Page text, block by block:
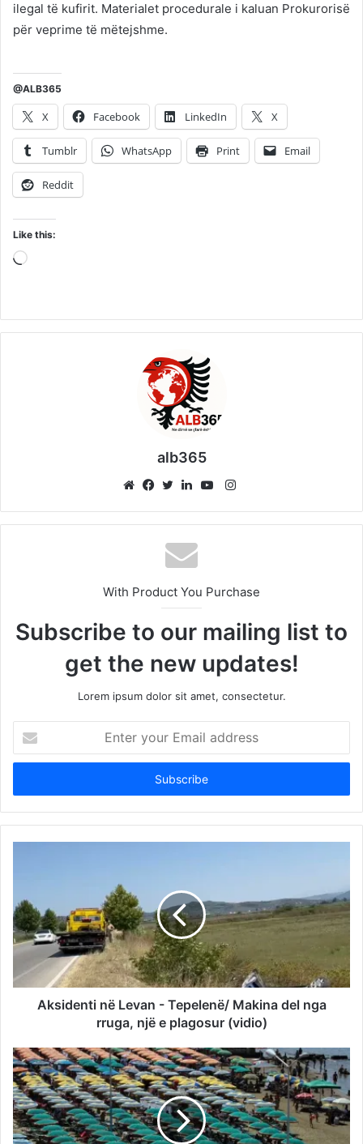
ilegal të kufirit. Materialet procedurale i kaluan Prokurorisë
për veprime të mëtejshme.
@ALB365
X Facebook LinkedIn X
Tumblr WhatsApp Print Email
Reddit
Like this:
Loading…
alb365
Instagram
With Product You Purchase
Subscribe to our mailing list to
get the new updates!
Lorem ipsum dolor sit amet, consectetur.
your
Email
Aksidenti në Levan - Tepelenë/ Makina del nga
rruga, një e plagosur (vidio)